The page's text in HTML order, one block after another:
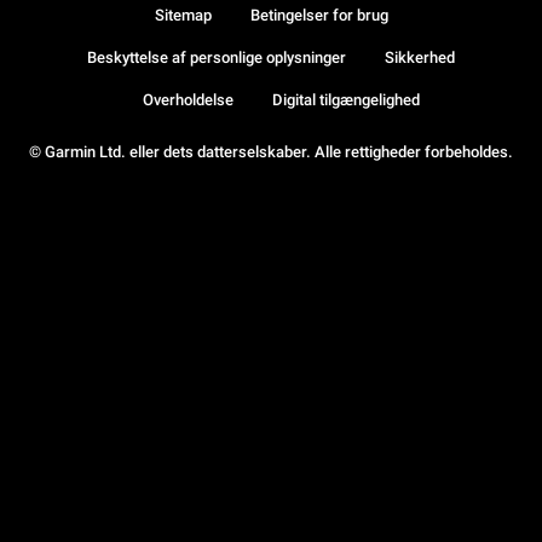
© Garmin Ltd. eller dets datterselskaber. Alle rettigheder forbeholdes.
Sitemap Betingelser for brug
Beskyttelse af personlige oplysninger Sikkerhed
Overholdelse Digital tilgængelighed